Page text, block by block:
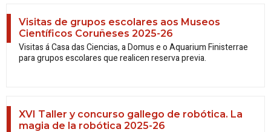
Visitas de grupos escolares aos Museos
Científicos Coruñeses 2025-26
Visitas á Casa das Ciencias, a Domus e o Aquarium Finisterrae
para grupos escolares que realicen reserva previa.
XVI Taller y concurso gallego de robótica. La
magia de la robótica 2025-26